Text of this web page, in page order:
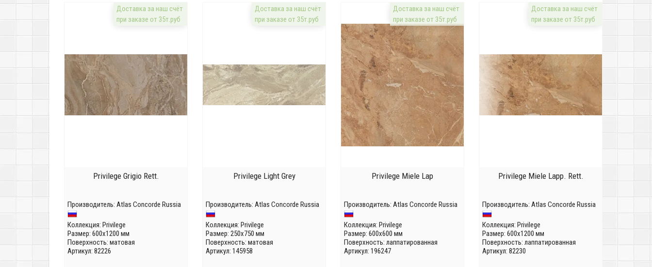
Доставка за наш счёт
при заказе от 35т.руб
Privilege Grigio Rett.
Производитель: Atlas Concorde Russia
Коллекция: Privilege
Размер: 600x1200 мм
Поверхность: матовая
Артикул: 82226
Доставка за наш счёт
при заказе от 35т.руб
Privilege Light Grey
Производитель: Atlas Concorde Russia
Коллекция: Privilege
Размер: 250x750 мм
Поверхность: матовая
Артикул: 145958
Доставка за наш счёт
при заказе от 35т.руб
Privilege Miele Lap
Производитель: Atlas Concorde Russia
Коллекция: Privilege
Размер: 600x600 мм
Поверхность: лаппатированная
Артикул: 196247
Доставка за наш счёт
при заказе от 35т.руб
Privilege Miele Lapp. Rett.
Производитель: Atlas Concorde Russia
Коллекция: Privilege
Размер: 600x1200 мм
Поверхность: лаппатированная
Артикул: 82230